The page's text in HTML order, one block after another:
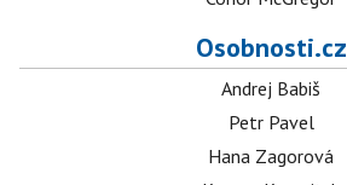
Osobnosti.cz
Andrej Babiš
Petr Pavel
Hana Zagorová